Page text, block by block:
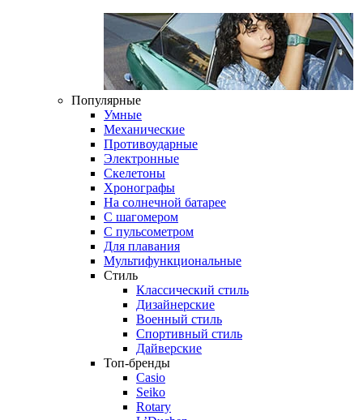
Популярные
Умные
Механические
Противоударные
Электронные
Скелетоны
Хронографы
На солнечной батарее
С шагомером
С пульсометром
Для плавания
Мультифункциональные
Стиль
Классический стиль
Дизайнерские
Военный стиль
Спортивный стиль
Дайверские
Топ-бренды
Casio
Seiko
Rotary